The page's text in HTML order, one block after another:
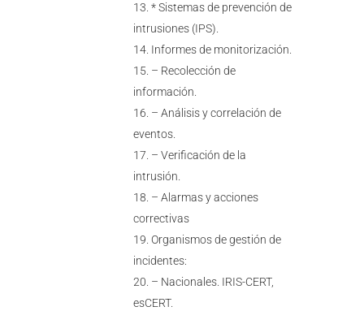
* Sistemas de prevención de
intrusiones (IPS).
Informes de monitorización.
– Recolección de
información.
– Análisis y correlación de
eventos.
– Verificación de la
intrusión.
– Alarmas y acciones
correctivas
Organismos de gestión de
incidentes:
– Nacionales. IRIS-CERT,
esCERT.